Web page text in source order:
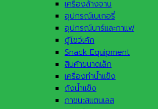
เครื่องล้างจาน
อุปกรณ์เบเกอรี่
อุปกรณ์บาร์และกาแฟ
ตู้โชว์เค้ก
Snack Equipment
สินค้าขนาดเล็ก
เครื่องทำน้ำแข็ง
ถังน้ำแข็ง
ภาชนะสแตนเลส